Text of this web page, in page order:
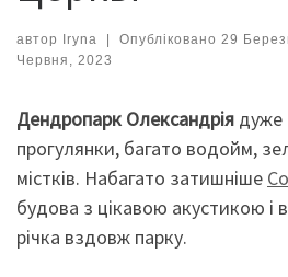
автор Iryna Опубліковано 29
Червня, 2023
Дендропарк Олександрія дуже
прогулянки, багато водойм,
містків. Набагато затишніше
будова з цікавою акустикою і
річка вздовж парку.